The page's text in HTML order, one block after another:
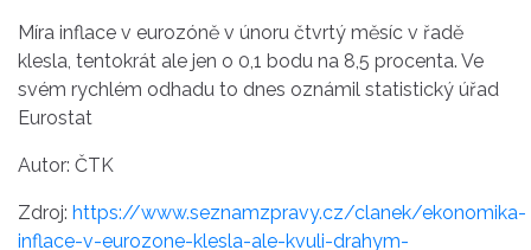
Míra inflace v eurozóně v únoru čtvrtý měsíc v řadě
klesla, tentokrát ale jen o 0,1 bodu na 8,5 procenta. Ve
svém rychlém odhadu to dnes oznámil statistický úřad
Eurostat
Autor: ČTK
Zdroj: https://www.seznamzpravy.cz/clanek/ekonomika-
inflace-v-eurozone-klesla-ale-kvuli-drahym-